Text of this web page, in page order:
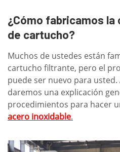
¿Cómo fabricamos
de cartucho?
Muchos de ustedes están
cartucho filtrante, pero el
puede ser nuevo para
daremos una explicación
procedimientos para hacer
acero inoxidable.